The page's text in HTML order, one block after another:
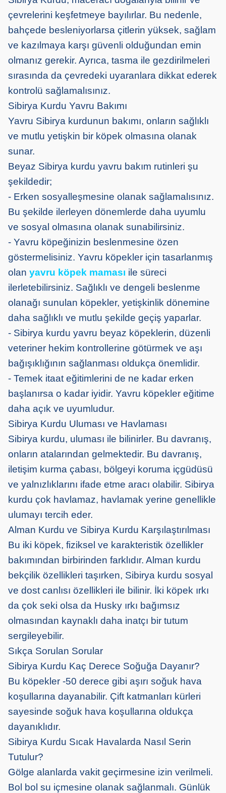
çevrelerini keşfetmeye bayılırlar. Bu nedenle,
bahçede besleniyorlarsa çitlerin yüksek, sağlam
ve kazılmaya karşı güvenli olduğundan emin
olmanız gerekir. Ayrıca, tasma ile gezdirilmeleri
sırasında da çevredeki uyaranlara dikkat ederek
kontrolü sağlamalısınız.
Sibirya Kurdu Yavru Bakımı
Yavru Sibirya kurdunun bakımı, onların sağlıklı
ve mutlu yetişkin bir köpek olmasına olanak
sunar.
Beyaz Sibirya kurdu yavru bakım rutinleri şu
şekildedir;
- Erken sosyalleşmesine olanak sağlamalısınız.
Bu şekilde ilerleyen dönemlerde daha uyumlu
ve sosyal olmasına olanak sunabilirsiniz.
- Yavru köpeğinizin beslenmesine özen
göstermelisiniz. Yavru köpekler için tasarlanmış
olan yavru köpek maması ile süreci
ilerletebilirsiniz. Sağlıklı ve dengeli beslenme
olanağı sunulan köpekler, yetişkinlik dönemine
daha sağlıklı ve mutlu şekilde geçiş yaparlar.
- Sibirya kurdu yavru beyaz köpeklerin, düzenli
veteriner hekim kontrollerine götürmek ve aşı
bağışıklığının sağlanması oldukça önemlidir.
- Temek itaat eğitimlerini de ne kadar erken
başlanırsa o kadar iyidir. Yavru köpekler eğitime
daha açık ve uyumludur.
Sibirya Kurdu Uluması ve Havlaması
Sibirya kurdu, uluması ile bilinirler. Bu davranış,
onların atalarından gelmektedir. Bu davranış,
iletişim kurma çabası, bölgeyi koruma içgüdüsü
ve yalnızlıklarını ifade etme aracı olabilir. Sibirya
kurdu çok havlamaz, havlamak yerine genellikle
ulumayı tercih eder.
Alman Kurdu ve Sibirya Kurdu Karşılaştırılması
Bu iki köpek, fiziksel ve karakteristik özellikler
bakımından birbirinden farklıdır. Alman kurdu
bekçilik özellikleri taşırken, Sibirya kurdu sosyal
ve dost canlısı özellikleri ile bilinir. İki köpek ırkı
da çok seki olsa da Husky ırkı bağımsız
olmasından kaynaklı daha inatçı bir tutum
sergileyebilir.
Sıkça Sorulan Sorular
Sibirya Kurdu Kaç Derece Soğuğa Dayanır?
Bu köpekler -50 derece gibi aşırı soğuk hava
koşullarına dayanabilir. Çift katmanları kürleri
sayesinde soğuk hava koşullarına oldukça
dayanıklıdır.
Sibirya Kurdu Sıcak Havalarda Nasıl Serin
Tutulur?
Gölge alanlarda vakit geçirmesine izin verilmeli.
Bol bol su içmesine olanak sağlanmalı. Günlük